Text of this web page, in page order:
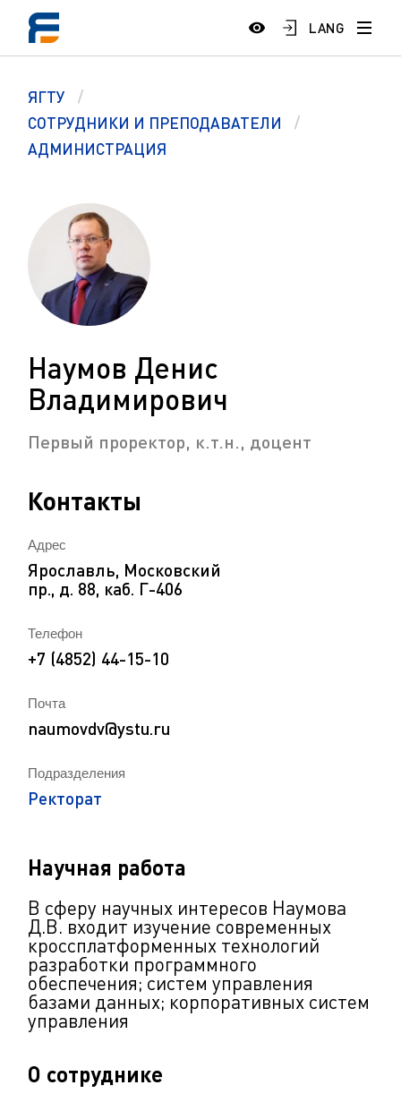
LANG
ЯГТУ
СОТРУДНИКИ И ПРЕПОДАВАТЕЛИ
АДМИНИСТРАЦИЯ
Наумов Денис
Владимирович
Первый проректор, к.т.н., доцент
Подразделения
Ректорат
Научная работа
В сферу научных интересов Наумова
Д.В. входит изучение современных
кроссплатформенных технологий
разработки программного
обеспечения; систем управления
базами данных; корпоративных систем
управления
О сотруднике
Контакты
Адрес
Ярославль, Московский
пр., д. 88, каб. Г-406
Телефон
+7 (4852) 44-15-10
Почта
naumovdv@ystu.ru